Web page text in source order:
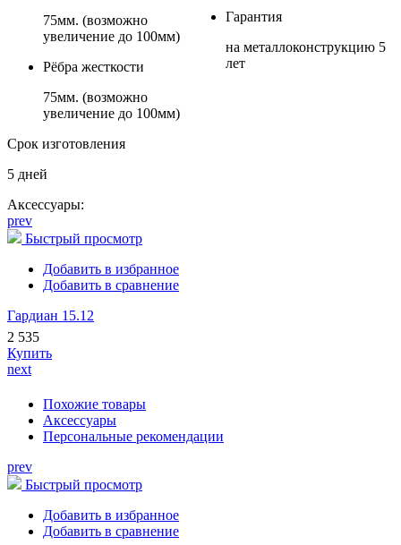
75мм. (возможно
увеличение до 100мм)
Рёбра жесткости
75мм. (возможно
увеличение до 100мм)
Гарантия
на металлоконструкцию 5
лет
Срок изготовления
5 дней
Аксессуары:
prev
Быстрый просмотр
Добавить в избранное
Добавить в сравнение
Гардиан 15.12
2 535
Купить
next
Похожие товары
Аксессуары
Персональные рекомендации
prev
Быстрый просмотр
Добавить в избранное
Добавить в сравнение